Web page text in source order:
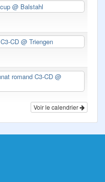
@ Balstahl
CD@ Triengen
romand C3-CD@
Voir le calendrier